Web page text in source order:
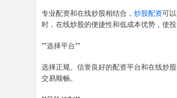
专业配资和在线炒股相结合， 炒股配资可
时，在线炒股的便捷性和低成本优势，使
**选择平台**
选择正规、信誉良好的配资平台和在线炒
交易顺畅。